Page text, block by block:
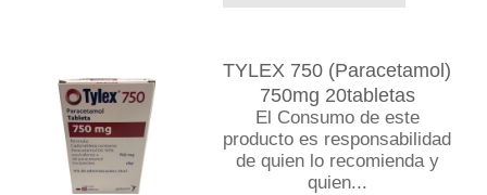
TYLEX 750 (Paracetamol)
750mg 20tabletas
El Consumo de este
producto es responsabilidad
de quien lo recomienda y
quien...